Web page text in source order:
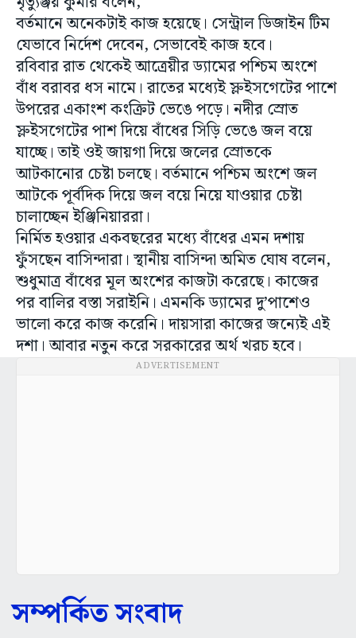
বর্তমানে অনেকটাই কাজ হয়েছে। সেন্ট্রাল ডিজাইন টিম
যেভাবে নির্দেশ দেবেন, সেভাবেই কাজ হবে।
রবিবার রাত থেকেই আত্রেয়ীর ড্যামের পশ্চিম অংশে
বাঁধ বরাবর ধস নামে। রাতের মধ্যেই স্লুইসগেটের পাশে
উপরের একাংশ কংক্রিট ভেঙে পড়ে। নদীর স্রোত
স্লুইসগেটের পাশ দিয়ে বাঁধের সিড়ি ভেঙে জল বয়ে
যাচ্ছে। তাই ওই জায়গা দিয়ে জলের স্রোতকে
আটকানোর চেষ্টা চলছে। বর্তমানে পশ্চিম অংশে জল
আটকে পূর্বদিক দিয়ে জল বয়ে নিয়ে যাওয়ার চেষ্টা
চালাচ্ছেন ইঞ্জিনিয়াররা।
নির্মিত হওয়ার একবছরের মধ্যে বাঁধের এমন দশায়
ফুঁসছেন বাসিন্দারা। স্থানীয় বাসিন্দা অমিত ঘোষ বলেন,
শুধুমাত্র বাঁধের মূল অংশের কাজটা করেছে। কাজের
পর বালির বস্তা সরাইনি। এমনকি ড্যামের দু’পাশেও
ভালো করে কাজ করেনি। দায়সারা কাজের জন্যেই এই
দশা। আবার নতুন করে সরকারের অর্থ খরচ হবে।
ADVERTISEMENT
সম্পর্কিত সংবাদ